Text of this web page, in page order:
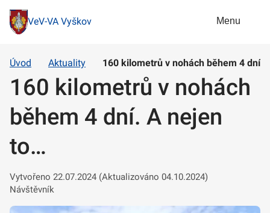
VeV-VA Vyškov Menu
Úvod Aktuality 160 kilometrů v nohách během 4 dní.
160 kilometrů v nohách
během 4 dní. A nejen
to…
Vytvořeno 22.07.2024 (Aktualizováno 04.10.2024)
Návštěvník